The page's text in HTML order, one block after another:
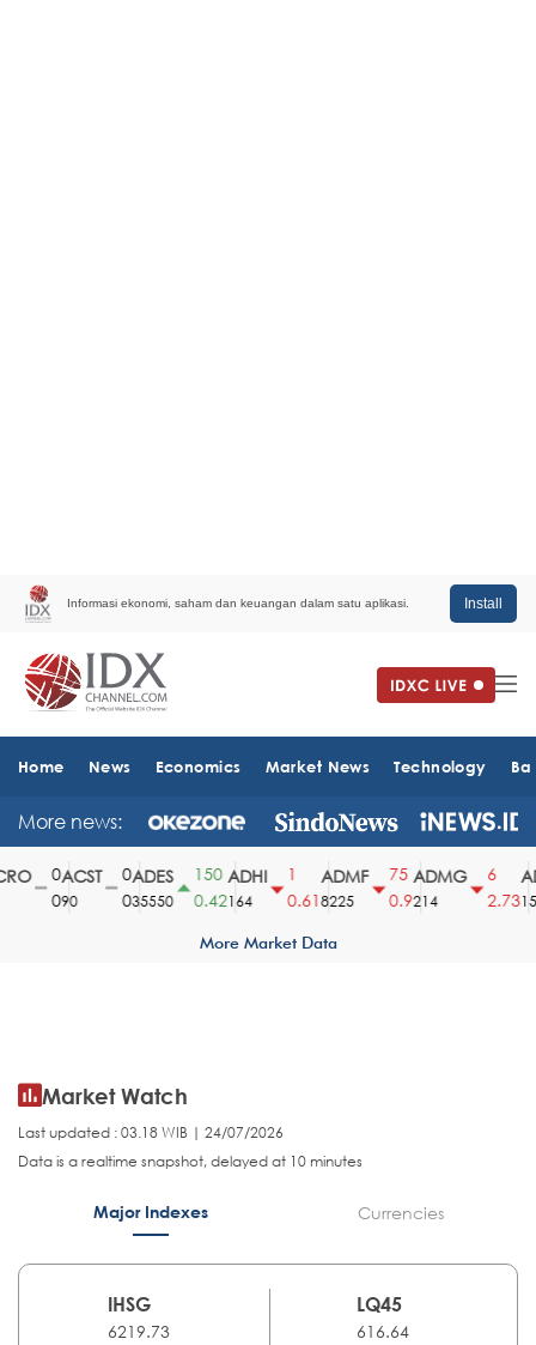
Informasi ekonomi, saham dan keuangan dalam satu aplikasi. Install
Home News Economics Market News Technology
More news:
ACST
90
ADES
35550
150
0.42
ADHI
164
0.61
ADMF
8225
75
0.9
ADMG
214
2.73
More Market Data
Market Watch
Last updated : 03.18 WIB | 24/07/2026
Data is a realtime snapshot, delayed at 10 minutes
Major Indexes Currencies
IHSG
6219.73
LQ45
616.64